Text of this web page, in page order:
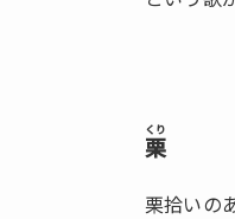
栗
くり
栗拾いの